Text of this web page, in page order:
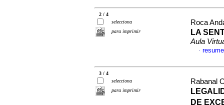
2 / 4
selecciona
para imprimir
Roca
LA
Aula
·
3 / 4
selecciona
para imprimir
Rabanal
DE